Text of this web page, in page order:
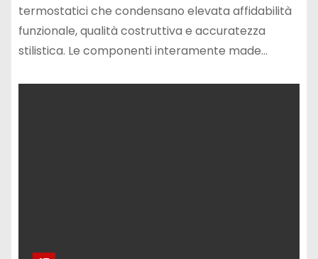
termostatici che condensano elevata affidabilità
funzionale, qualità costruttiva e accuratezza
stilistica. Le componenti interamente made…